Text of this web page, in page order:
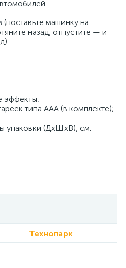
машинку на
назад, отпустите — и
эффекты;
типа ААА (в комплекте);
упаковки (ДхШхВ), см:
Технопарк